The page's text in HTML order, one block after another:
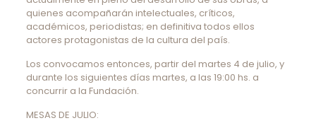
quienes acompañarán intelectuales, críticos,
académicos, periodistas; en definitiva todos ellos
actores protagonistas de la cultura del país.
Los convocamos entonces, partir del martes 4 de julio, y
durante los siguientes días martes, a las 19:00 hs. a
concurrir a la Fundación.
MESAS DE JULIO: